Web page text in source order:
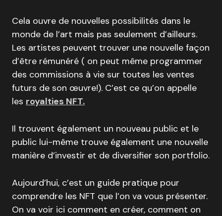
Cela ouvre de nouvelles possibilités dans le
monde de l’art mais pas seulement d’ailleurs.
Les artistes peuvent trouver une nouvelle façon
d’être rémunéré ( on peut même programmer
des commissions à vie sur toutes les ventes
futurs de son œuvre!). C’est ce qu’on appelle
les royalties NFT.
Il trouvent également un nouveau public et le
public lui-même trouve également une nouvelle
manière d’investir et de diversifier son portfolio.
Aujourd’hui, c’est un guide pratique pour
comprendre les NFT que l’on va vous présenter.
On va voir ici comment en créer, comment on